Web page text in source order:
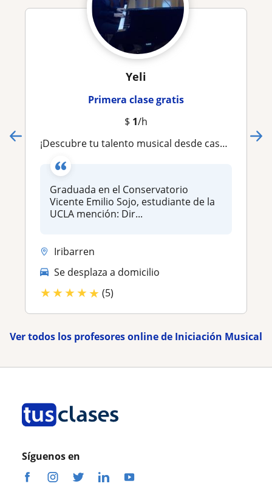
Yeli
Primera clase gratis
$ 1/h
¡Descubre tu talento musical desde casa! Aprende a leer y ejecutar la música con nuestras clases online
Graduada en el Conservatorio
Vicente Emilio Sojo, estudiante de la
UCLA mención: Dir...
Iribarren
Se desplaza a domicilio
★★★★★ (5)
Ver todos los profesores online de Iniciación Musical
Síguenos en